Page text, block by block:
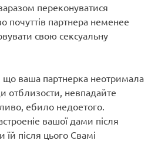
переконуватися
почуттів партнера неменее
свою сексуальну
ваша партнерка неотримала
отблизости, невпадайте
ебило недоетого.
вашої дами після
їй після цього Свамі